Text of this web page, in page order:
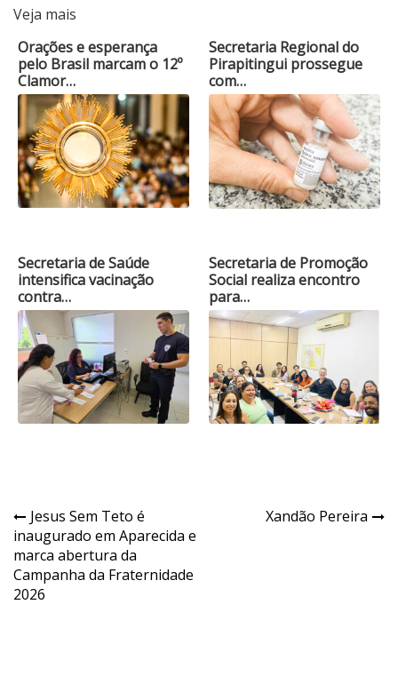
Veja mais
Orações e esperança
pelo Brasil marcam o 12º
Clamor…
Secretaria Regional do
Pirapitingui prossegue
com…
Secretaria de Saúde
intensifica vacinação
contra…
Secretaria de Promoção
Social realiza encontro
para…
Navegação
de
Post
Jesus Sem Teto é
inaugurado em Aparecida e
marca abertura da
Campanha da Fraternidade
2026
Xandão Pereira